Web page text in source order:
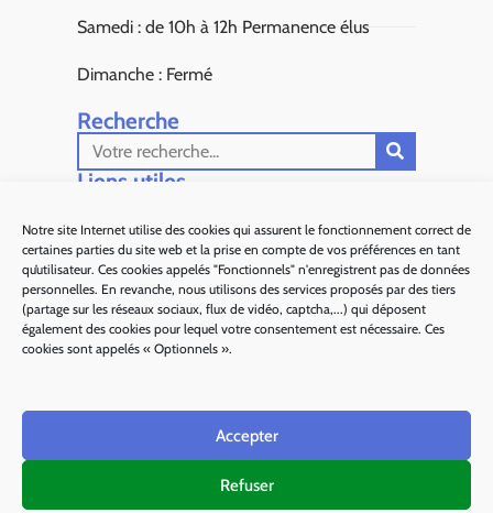
Notre site Internet utilise des cookies qui assurent le fonctionnement correct de
certaines parties du site web et la prise en compte de vos préférences en tant
qu’utilisateur. Ces cookies appelés "Fonctionnels" n'enregistrent pas de données
personnelles. En revanche, nous utilisons des services proposés par des tiers
(partage sur les réseaux sociaux, flux de vidéo, captcha,...) qui déposent
également des cookies pour lequel votre consentement est nécessaire. Ces
cookies sont appelés « Optionnels ».
Accepter
Refuser
Samedi : de 10h à 12h Permanence élus
Dimanche : Fermé
Recherche
Liens utiles​
Sous Préfecture de Grasse
Département 06
Alpes d'Azur Tourisme